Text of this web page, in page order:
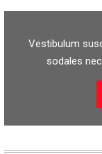
Vestibulum
sodales